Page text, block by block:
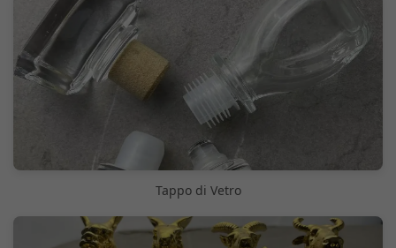
Tappo di Vetro